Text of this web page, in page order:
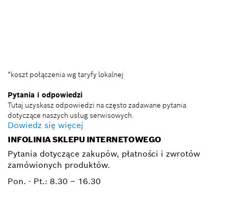
*koszt połączenia wg taryfy lokalnej
Pytania i odpowiedzi
Tutaj uzyskasz odpowiedzi na często zadawane pytania
dotyczące naszych usług serwisowych.
Dowiedz się więcej
INFOLINIA SKLEPU INTERNETOWEGO
Pytania dotyczące zakupów, płatności i zwrotów
zamówionych produktów.
Pon. - Pt.: 8.30 – 16.30